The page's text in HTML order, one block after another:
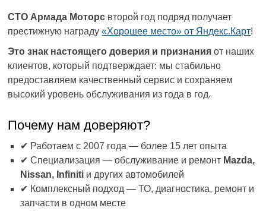
СТО Армада Моторс второй год подряд получает
престижную награду«Хорошее место» от Яндекс.Карт!
Это знак настоящего доверия и признания от наших
клиентов, который подтверждает: мы стабильно
предоставляем качественный сервис и сохраняем
высокий уровень обслуживания из года в год.
Почему нам доверяют?
✔ Работаем с 2007 года — более 15 лет опыта
✔ Специализация — обслуживание и ремонт Mazda,
Nissan, Infiniti и других автомобилей
✔ Комплексный подход — ТО, диагностика, ремонт и
запчасти в одном месте